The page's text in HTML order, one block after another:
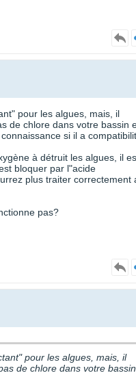
pour les algues, mais, il
de chlore dans votre bassin
si il a
à détruit les algues, il
bloquer par l"acide
plus traiter correctement
pas?
pour les algues, mais, il